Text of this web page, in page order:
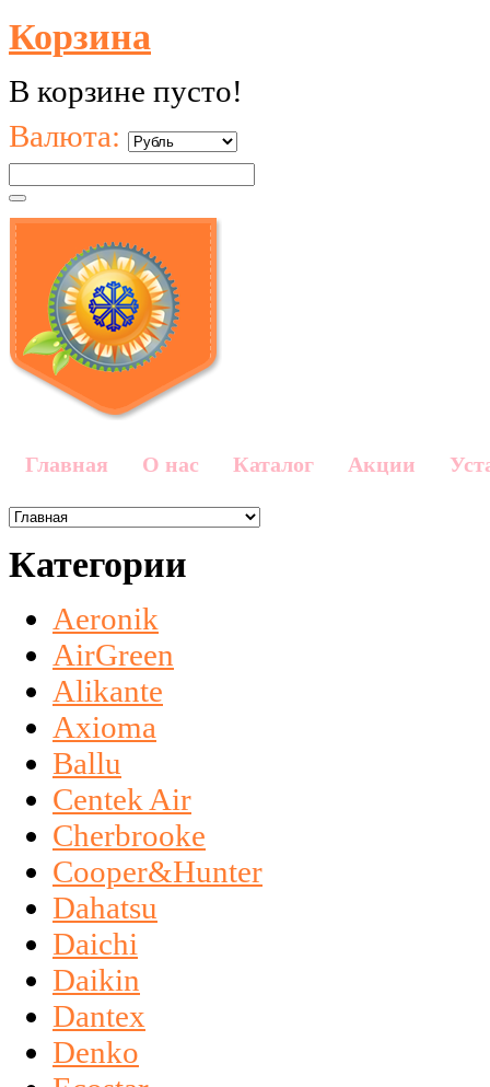
Корзина
В корзине пусто!
Валюта:
Главная О нас Каталог Акции
Категории
Aeronik
AirGreen
Alikante
Axioma
Ballu
Centek Air
Cherbrooke
Cooper&Hunter
Dahatsu
Daichi
Daikin
Dantex
Denko